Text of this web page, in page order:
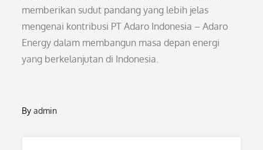
memberikan sudut pandang yang lebih jelas
mengenai kontribusi PT Adaro Indonesia – Adaro
Energy dalam membangun masa depan energi
yang berkelanjutan di Indonesia.
Byadmin